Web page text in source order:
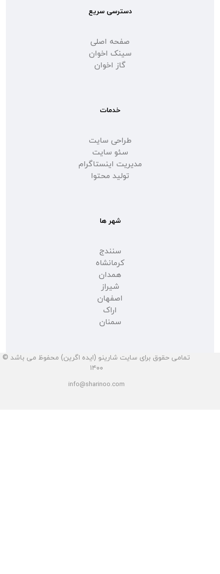
دسترسی سریع
صفحه اصلی
سینک اخوان
گاز اخوان
خدمات
طراحی سایت
سئو سایت
مدیریت اینستاگرام
تولید محتوا
شهر ها
سنندج
کرمانشاه
همدان
شیراز
اصفهان
اراک
سمنان
تمامی حقوق برای سایت شارینو (ایده اگرین) محفوظ می باشد ©
۱۴۰۰
info@sharinoo.com